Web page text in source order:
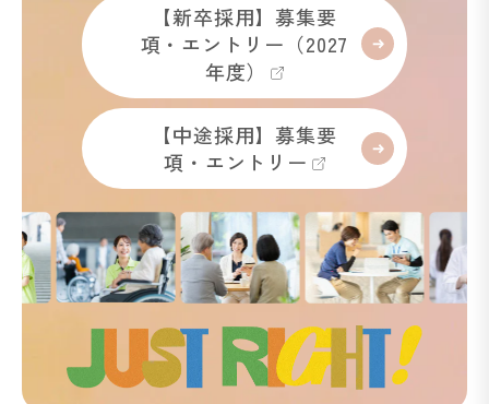
【新卒採用】募集要
項・エントリー（2027
年度）
【中途採用】募集要
項・エントリー